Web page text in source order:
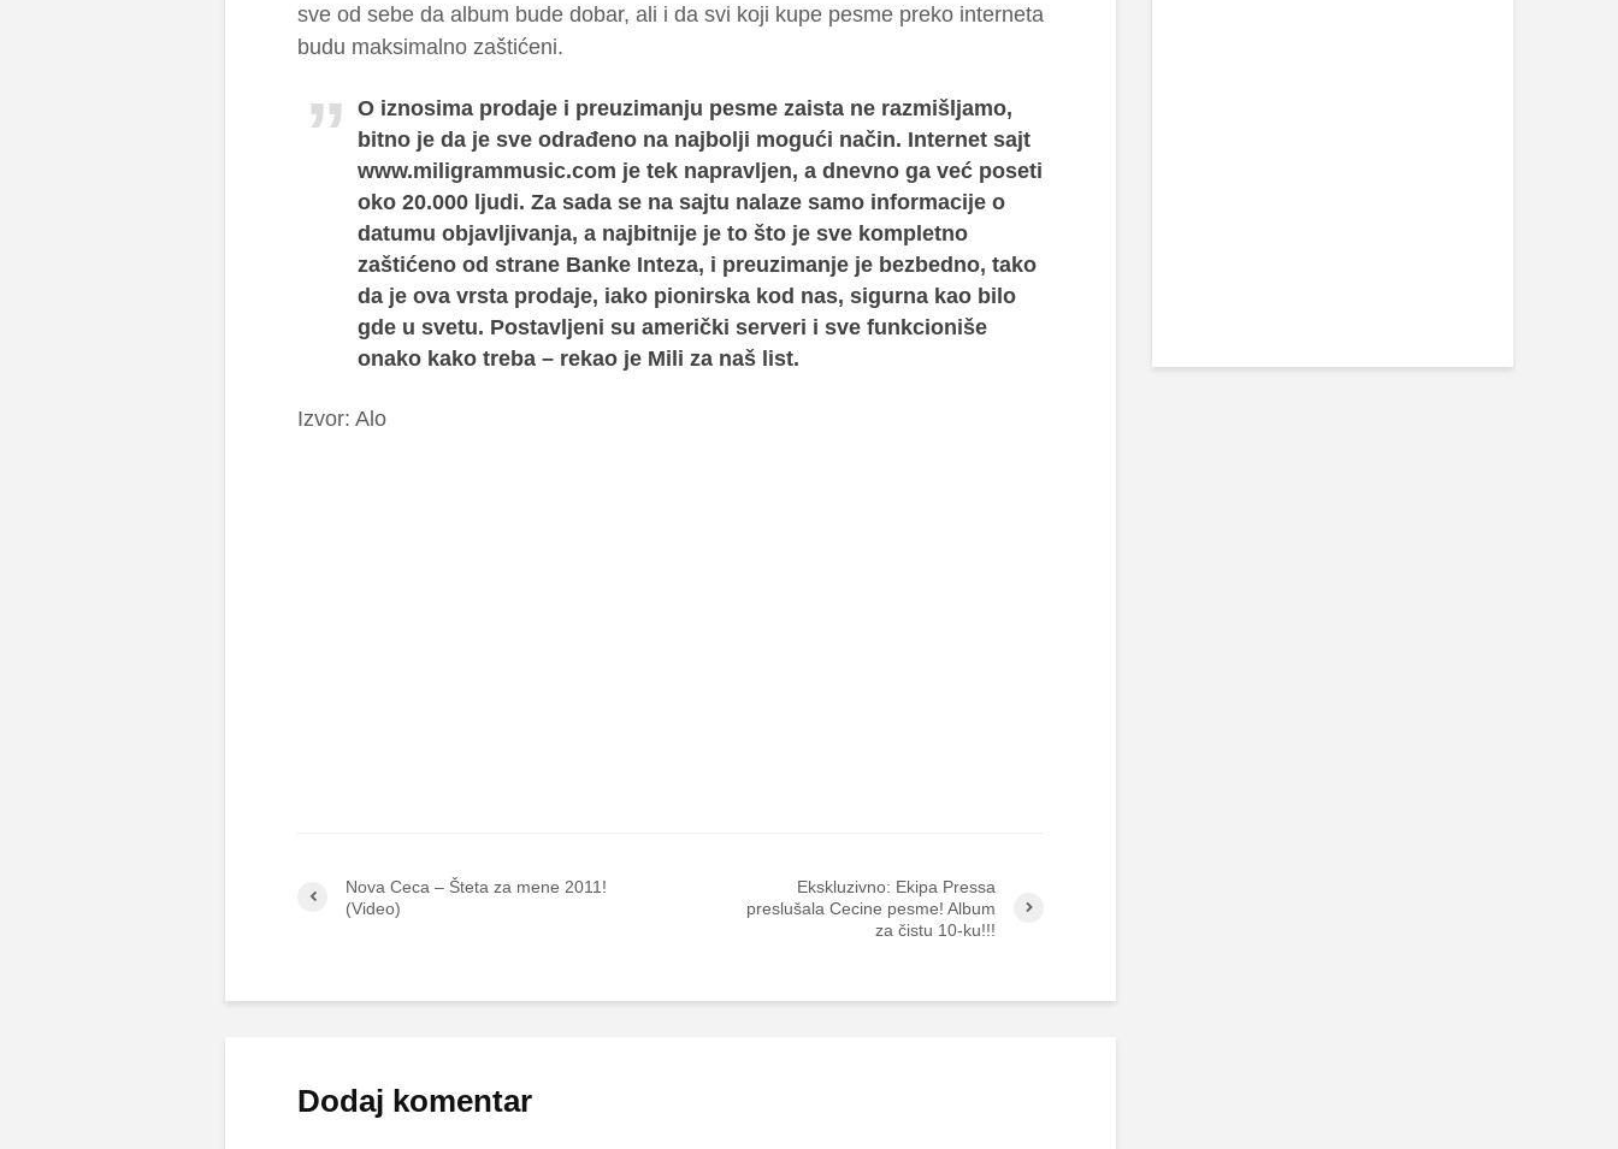
sve od sebe da album bude dobar, ali i da svi koji kupe pesme preko interneta
budu maksimalno zaštićeni.
O iznosima prodaje i preuzimanju pesme zaista ne razmišljamo,
bitno je da je sve odrađeno na najbolji mogući način. Internet sajt
www.miligrammusic.com je tek napravljen, a dnevno ga već poseti
oko 20.000 ljudi. Za sada se na sajtu nalaze samo informacije o
datumu objavljivanja, a najbitnije je to što je sve kompletno
zaštićeno od strane Banke Inteza, i preuzimanje je bezbedno, tako
da je ova vrsta prodaje, iako pionirska kod nas, sigurna kao bilo
gde u svetu. Postavljeni su američki serveri i sve funkcioniše
onako kako treba – rekao je Mili za naš list.
Izvor: Alo
Nova Ceca – Šteta za mene 2011!
(Video)
Ekskluzivno: Ekipa Pressa
preslušala Cecine pesme! Album
za čistu 10-ku!!!
Dodaj komentar